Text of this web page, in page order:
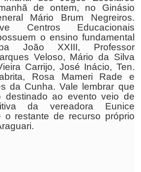
de ontem, no Ginásio
Mário Brum Negreiros.
Centros Educacionais
o ensino fundamental
João XXIII, Professor
Veloso, Mário da Silva
Carrijo, José Inácio, Ten.
Rosa Mameri Rade e
da Cunha. Vale lembrar que
destinado ao evento veio de
da vereadora Eunice
o restante de recurso próprio